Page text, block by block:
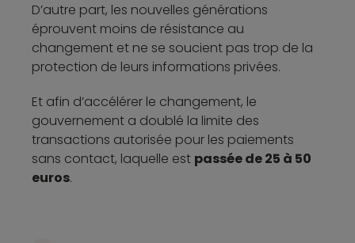
D’autre part, les nouvelles générations
éprouvent moins de résistance au
changement et ne se soucient pas trop de la
protection de leurs informations privées.
Et afin d’accélérer le changement, le
gouvernement a doublé la limite des
transactions autorisée pour les paiements
sans contact, laquelle est passée de 25 à 50
euros.